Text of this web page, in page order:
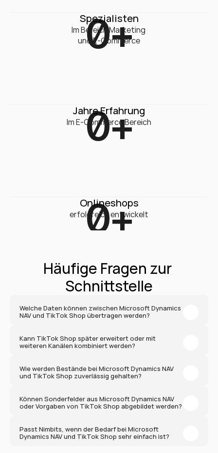
0+
Spezialisten
Im Bereich Marketing
und E-Commerce
0+
Jahre Erfahrung
Im E-Commerce Bereich
0+
Onlineshops
erfolgreich entwickelt
Häufige Fragen zur
Schnittstelle
Welche Daten können zwischen Microsoft Dynamics
NAV und TikTok Shop übertragen werden?
Kann TikTok Shop später erweitert oder mit
weiteren Kanälen kombiniert werden?
Wie werden Bestände bei Microsoft Dynamics NAV
und TikTok Shop zuverlässig gehalten?
Können Sonderfelder aus Microsoft Dynamics NAV
oder Vorgaben von TikTok Shop abgebildet werden?
Passt Nimbits, wenn der Bedarf bei Microsoft
Dynamics NAV und TikTok Shop sehr einfach ist?